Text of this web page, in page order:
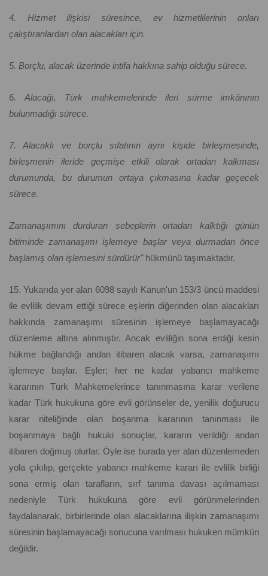
4. Hizmet ilişkisi süresince, ev hizmetlilerinin onları
çalıştıranlardan olan alacakları için.
5. Borçlu, alacak üzerinde intifa hakkına sahip olduğu sürece.
6. Alacağı, Türk mahkemelerinde ileri sürme imkânının
bulunmadığı sürece.
7. Alacaklı ve borçlu sıfatının aynı kişide birleşmesinde,
birleşmenin ileride geçmişe etkili olarak ortadan kalkması
durumunda, bu durumun ortaya çıkmasına kadar geçecek
sürece.
Zamanaşımını durduran sebeplerin ortadan kalktığı günün
bitiminde zamanaşımı işlemeye başlar veya durmadan önce
başlamış olan işlemesini sürdürür"hükmünü taşımaktadır.
15. Yukarıda yer alan 6098 sayılı Kanun'un 153/3 üncü maddesi
ile evlilik devam ettiği sürece eşlerin diğerinden olan alacakları
hakkında zamanaşımı süresinin işlemeye başlamayacağı
düzenleme altına alınmıştır. Ancak evliliğin sona erdiği kesin
hükme bağlandığı andan itibaren alacak varsa, zamanaşımı
işlemeye başlar. Eşler; her ne kadar yabancı mahkeme
kararının Türk Mahkemelerince tanınmasına karar verilene
kadar Türk hukukuna göre evli görünseler de, yenilik doğurucu
karar niteliğinde olan boşanma kararının tanınması ile
boşanmaya bağlı hukuki sonuçlar, kararın verildiği andan
itibaren doğmuş olurlar. Öyle ise burada yer alan düzenlemeden
yola çıkılıp, gerçekte yabancı mahkeme kararı ile evlilik birliği
sona ermiş olan tarafların, sırf tanıma davası açılmaması
nedeniyle Türk hukukuna göre evli görünmelerinden
faydalanarak, birbirlerinde olan alacaklarına ilişkin zamanaşımı
süresinin başlamayacağı sonucuna varılması hukuken mümkün
değildir.